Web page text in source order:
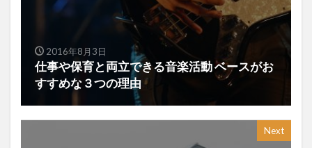
2016年8月3日
仕事や保育と両立できる音楽活動 ベースがお
すすめな３つの理由
Next